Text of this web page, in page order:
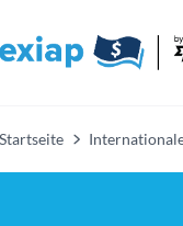
Startseite